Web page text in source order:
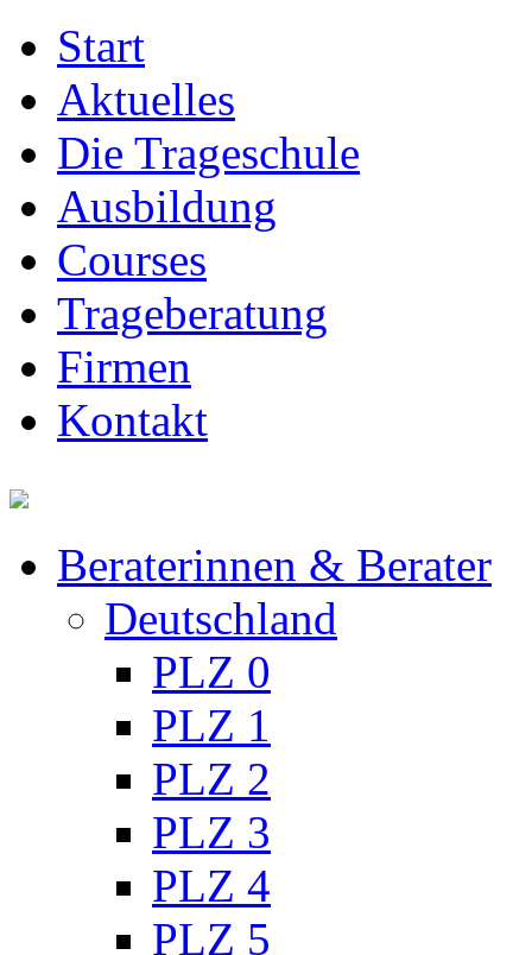
Start
Aktuelles
Die Trageschule
Ausbildung
Courses
Trageberatung
Firmen
Kontakt
Beraterinnen & Berater
Deutschland
PLZ 0
PLZ 1
PLZ 2
PLZ 3
PLZ 4
PLZ 5